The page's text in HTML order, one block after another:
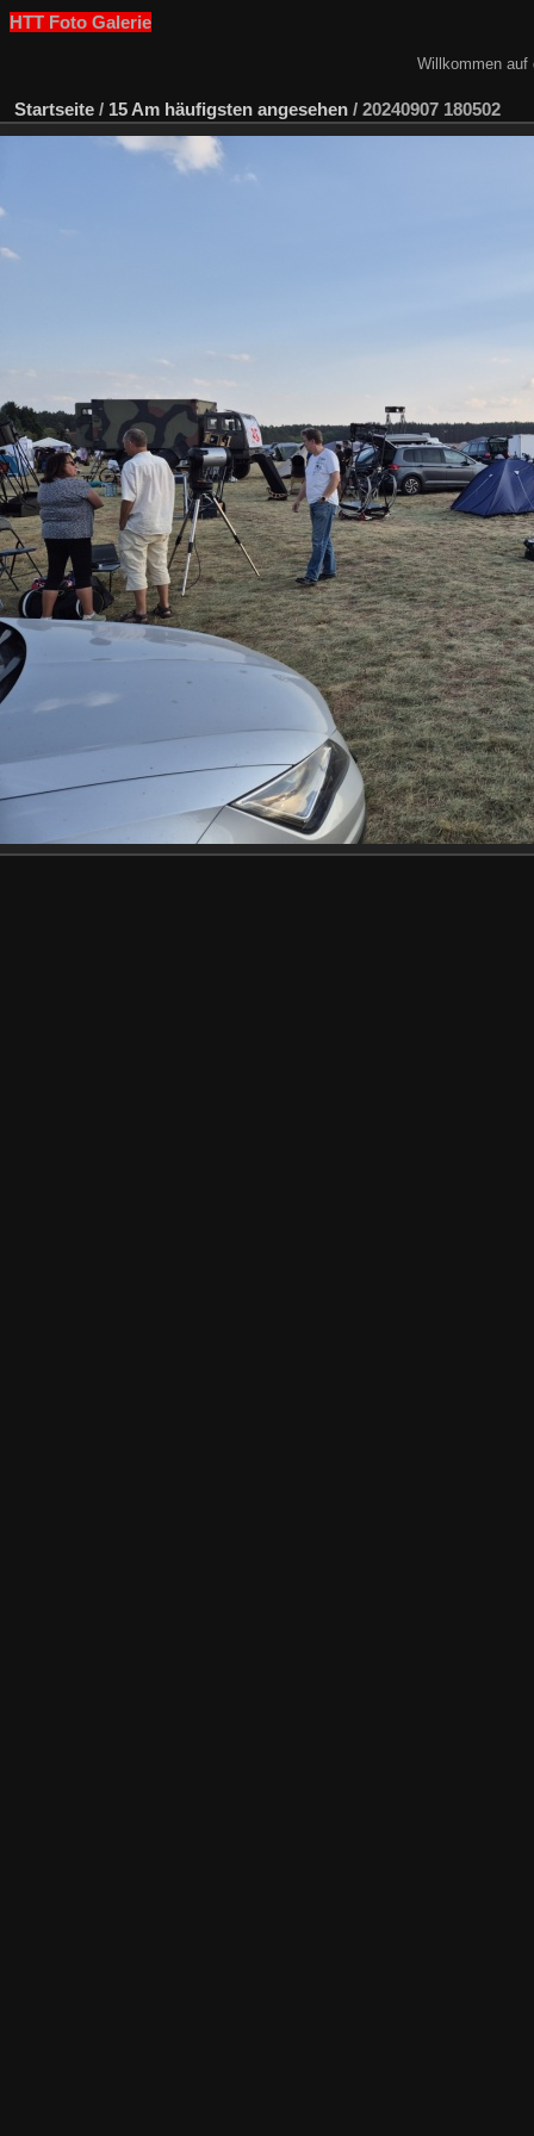
HTT Foto Galerie
Willkommen auf
Startseite / 15 Am häufigsten angesehen / 20240907 180502